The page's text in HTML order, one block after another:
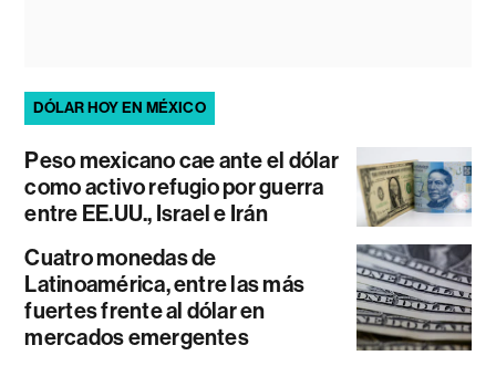
DÓLAR HOY EN MÉXICO
Peso mexicano cae ante el dólar
como activo refugio por guerra
entre EE.UU., Israel e Irán
Cuatro monedas de
Latinoamérica, entre las más
fuertes frente al dólar en
mercados emergentes